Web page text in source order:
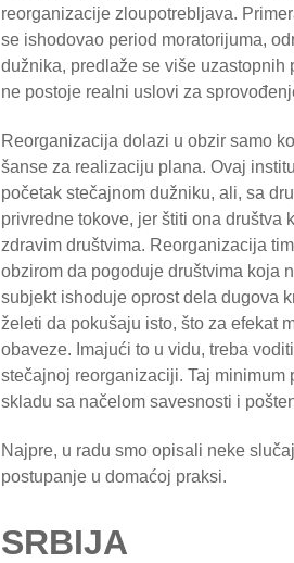
reorganizacije zloupotrebljava.
se ishodovao period moratorijuma,
dužnika, predlaže se više
ne postoje realni uslovi za
Reorganizacija dolazi u obzir samo
šanse za realizaciju plana. Ovaj
početak stečajnom dužniku, ali, sa
privredne tokove, jer štiti ona društva
zdravim društvima. Reorganizacija
obzirom da pogoduje društvima koja
subjekt ishoduje oprost dela dugova
želeti da pokušaju isto, što za efekat
obaveze. Imajući to u vidu, treba
stečajnoj reorganizaciji. Taj
skladu sa načelom savesnosti i
Najpre, u radu smo opisali neke
postupanje u domaćoj praksi.
SRBIJA